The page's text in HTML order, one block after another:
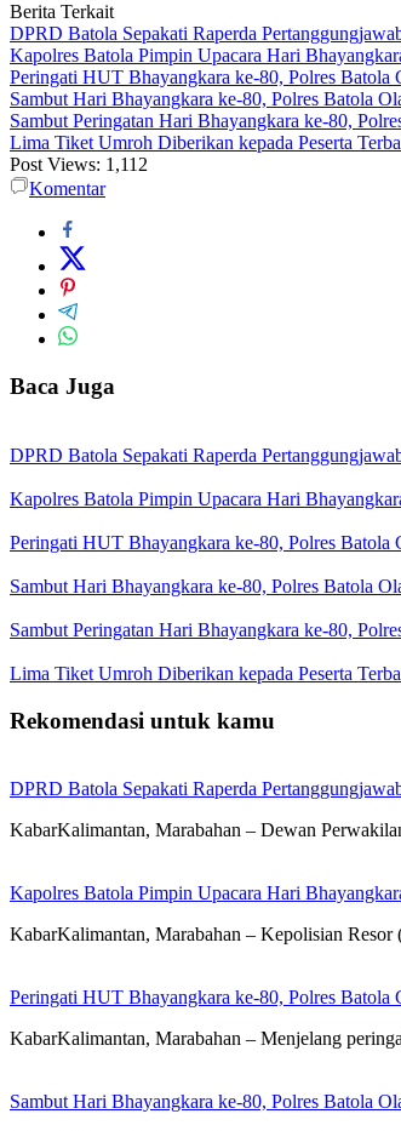
Berita Terkait
DPRD Batola Sepakati Raperda
Kapolres Batola Pimpin Upacara Hari
Peringati HUT Bhayangkara ke-80, Polres Batola
Sambut Hari Bhayangkara ke-80, Polres Batola
Sambut Peringatan Hari Bhayangkara ke-80,
Lima Tiket Umroh Diberikan kepada Peserta
Post Views: 1,112
Komentar
Baca Juga
DPRD Batola Sepakati Raperda
Kapolres Batola Pimpin Upacara Hari
Peringati HUT Bhayangkara ke-80, Polres Batola
Sambut Hari Bhayangkara ke-80, Polres Batola
Sambut Peringatan Hari Bhayangkara ke-80,
Lima Tiket Umroh Diberikan kepada Peserta
Rekomendasi untuk kamu
DPRD Batola Sepakati Raperda
KabarKalimantan, Marabahan – Dewan
Kapolres Batola Pimpin Upacara Hari
KabarKalimantan, Marabahan – Kepolisian
Peringati HUT Bhayangkara ke-80, Polres Batola
KabarKalimantan, Marabahan – ​Menjelang
Sambut Hari Bhayangkara ke-80, Polres Batola